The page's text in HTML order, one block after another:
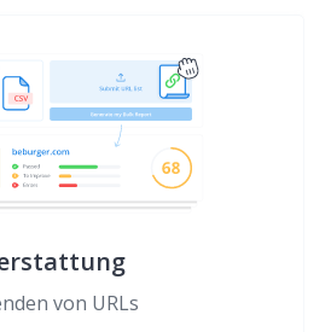
von URLs